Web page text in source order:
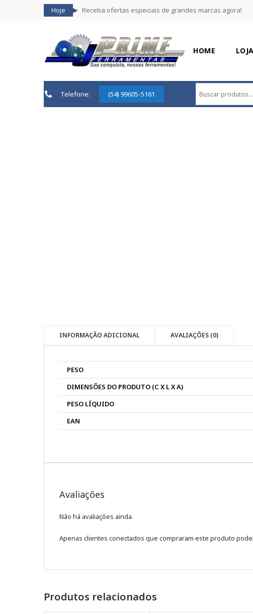
Hoje Receba ofertas especiais de grandes marcas agora!
HOME LOJA
Telefone: (54) 99605-5161
INFORMAÇÃO ADICIONAL AVALIAÇÕES (0)
PESO
DIMENSÕES DO PRODUTO (C X L X A)
PESO LÍQUIDO
EAN
Avaliações
Não há avaliações ainda.
Apenas clientes conectados que compraram este produto
Produtos relacionados